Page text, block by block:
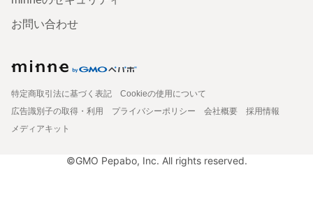
お問い合わせ
特定商取引法に基づく表記
Cookieの使用について
広告識別子の取得・利用
プライバシーポリシー 会社概要
採用情報
メディアキット
©GMO Pepabo, Inc. All rights reserved.